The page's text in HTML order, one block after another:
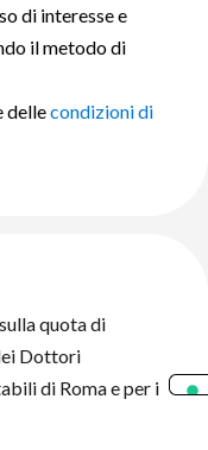
di interesse e
il metodo di
dellecondizioni di
quota di
Dottori
di Roma e per i